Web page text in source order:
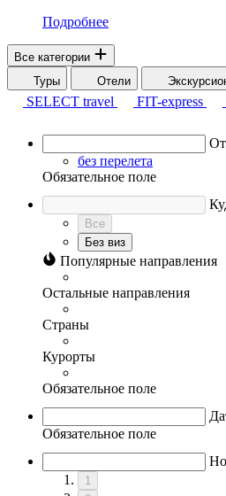
Подробнее
Все категории
Туры
Отели
SELECT travel
FIT-express
без перелета
Обязательное поле
Все
Без виз
Популярные направления
Остальные направления
Страны
Курорты
Обязательное поле
Обязательное поле
1